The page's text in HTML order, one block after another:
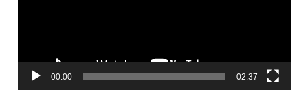
00:00 02:37